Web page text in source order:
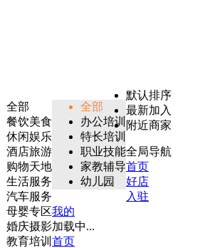
全部
餐饮美食
休闲娱乐
酒店旅游
购物天地
生活服务
汽车服务
母婴专区
婚庆摄影
教育培训
全部
办公培训
特长培训
职业技能
家教辅导
幼儿园
默认排序
最新加入
附近商家
全局导航
首页
好店
入驻
我的
加载中...
首页